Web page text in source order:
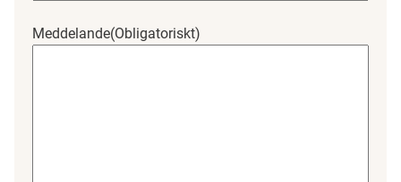
Meddelande(Obligatoriskt)